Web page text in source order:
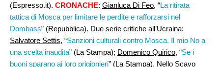
(Espresso.it). CRONACHE: Gianluca Di Feo, “La ritirata
tattica di Mosca per limitare le perdite e rafforzarsi nel
Dombass” (Repubblica). Due serie critiche all’Ucraina:
Salvatore Settis, “Sanzioni culturali contro Mosca. Il mio No a
una scelta inaudita” (La Stampa); Domenico Quirico, “Se i
buoni sparano ai loro prigionieri” (La Stampa). Nello Scavo